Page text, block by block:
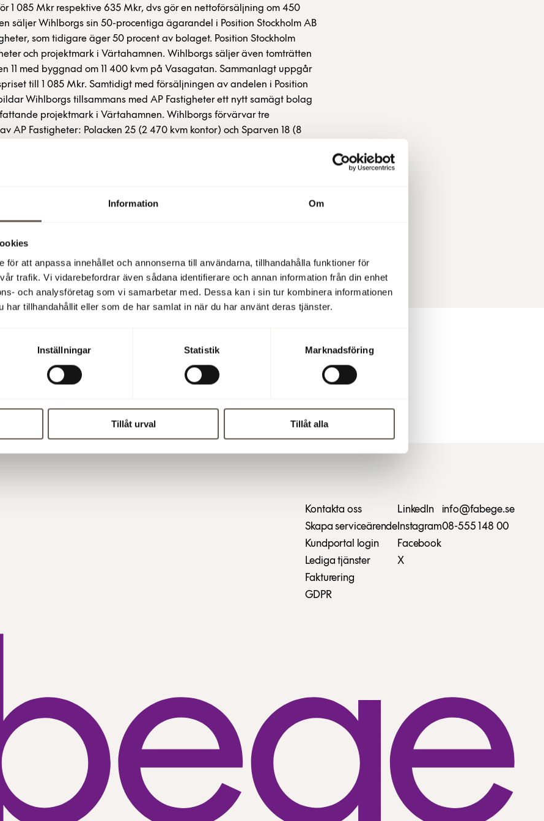
Information Om
för att anpassa innehållet och annonserna till användarna, tillhandahålla funktioner för
trafik. Vi vidarebefordrar även sådana identifierare och annan information från din enhet
och analysföretag som vi samarbetar med. Dessa kan i sin tur kombinera informationen
har tillhandahållit eller som de har samlat in när du har använt deras tjänster.
Inställningar Statistik Marknadsföring
Tillåt urval Tillåt alla
1 085 Mkr respektive 635 Mkr, dvs gör en nettoförsäljning om 450
säljer Wihlborgs sin 50-procentiga ägarandel i Position Stockholm AB
som tidigare äger 50 procent av bolaget. Position Stockholm
och projektmark i Värtahamnen. Wihlborgs säljer även tomträtten
11 med byggnad om 11 400 kvm på Vasagatan. Sammanlagt uppgår
till 1 085 Mkr. Samtidigt med försäljningen av andelen i Position
Wihlborgs tillsammans med AP Fastigheter ett nytt samägt bolag
projektmark i Värtahamnen. Wihlborgs förvärvar tre
AP Fastigheter: Polacken 25 (2 470 kvm kontor) och Sparven 18 (8
Wihlborgs Fastigheter AB (publ) För ytterligare information:
VD, tel 08-555 148 18, 0733-87 18 18 Olle Knaust, vVD, tel 08-555 148
18 10 Mats Berg, informationschef, tel 08-555 148 20, 0733-87 18 20
information
Kontakta oss
Skapa serviceärende
Kundportal login
Lediga tjänster
Fakturering
GDPR
LinkedIn
Instagram
Facebook
X
info@fabege.se
08-555 148 00